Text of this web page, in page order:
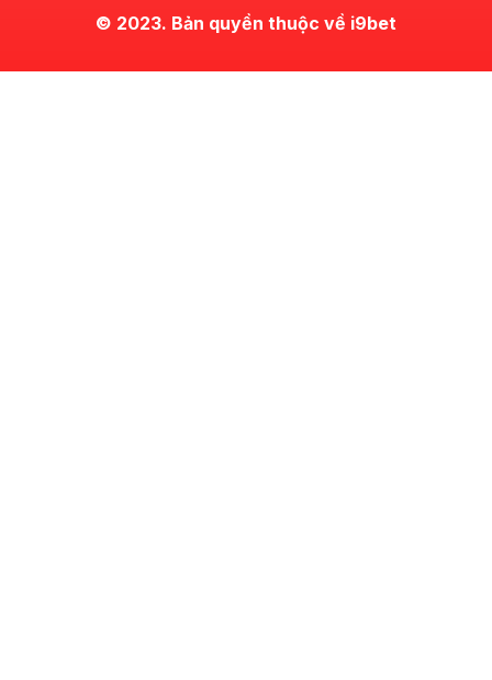
© 2023. Bản quyền thuộc về i9bet